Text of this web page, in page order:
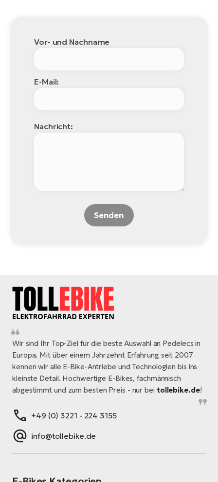
Vor- und Nachname
E-Mail:
Nachricht:
Senden
Wir sind Ihr Top-Ziel für die beste Auswahl an Pedelecs in
Europa. Mit über einem Jahrzehnt Erfahrung seit 2007
kennen wir alle E-Bike-Antriebe und Technologien bis ins
kleinste Detail. Hochwertige E-Bikes, fachmännisch
abgestimmt und zum besten Preis - nur bei tollebike.de!
+49 (0) 3221 - 224 3155
info@tollebike.de